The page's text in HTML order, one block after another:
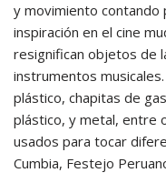
y movimiento contando
inspiración en el cine
resignifican objetos de
instrumentos
plástico, chapitas de
plástico, y metal, entre
usados para tocar
Cumbia, Festejo